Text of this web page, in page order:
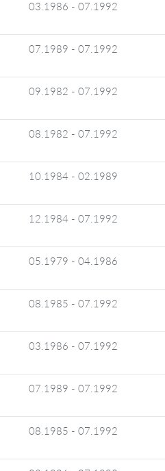
03.1986 - 07.1992
07.1989 - 07.1992
09.1982 - 07.1992
08.1982 - 07.1992
10.1984 - 02.1989
12.1984 - 07.1992
05.1979 - 04.1986
08.1985 - 07.1992
03.1986 - 07.1992
07.1989 - 07.1992
08.1985 - 07.1992